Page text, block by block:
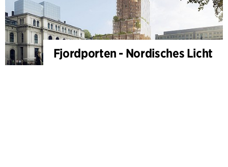
Fjordporten - Nordisches Licht